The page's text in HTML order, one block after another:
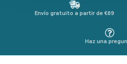
Envío gratuito a partir de €69
Haz una